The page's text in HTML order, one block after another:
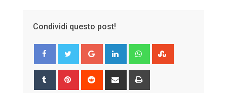
Condividi questo post!
Google+ LinkedIn Whatsapp
Tumblr Pinterest Reddit
Share